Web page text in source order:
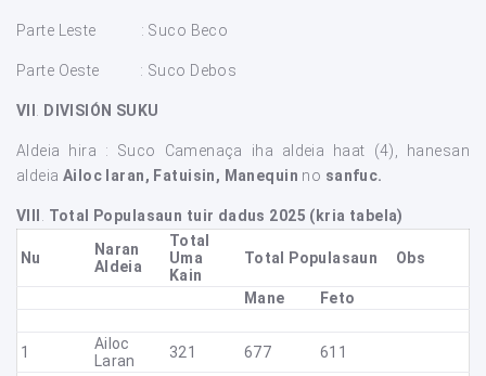
Parte Leste : Suco Beco
Parte Oeste : Suco Debos
VII DIVISIÓN SUKU
Aldeia hira : Suco Camenaça iha aldeia haat (4), hanesan
aldeia Ailoc laran, Fatuisin, Manequin no sanfuc.
VIII Total Populasaun tuir dadus 2025 (kria tabela)
Nu
Naran
Aldeia
Total
Uma
Kain
Total Populasaun Obs
Mane Feto
1
Ailoc
Laran
321 677
611